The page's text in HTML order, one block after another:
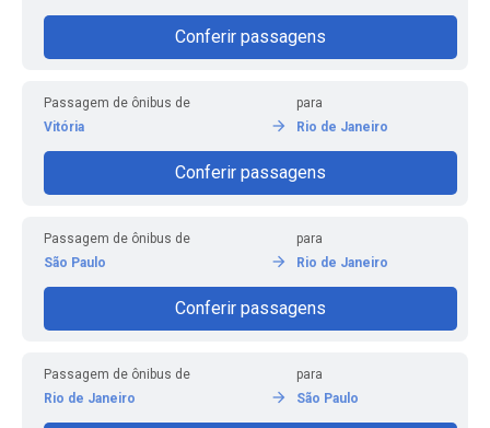
Conferir passagens
Passagem de ônibus de
Vitória
para
Rio de Janeiro
Conferir passagens
Passagem de ônibus de
São Paulo
para
Rio de Janeiro
Conferir passagens
Passagem de ônibus de
Rio de Janeiro
para
São Paulo